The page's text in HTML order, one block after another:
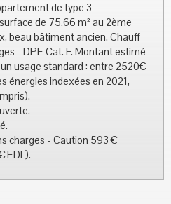
de type 3
de 75.66 m² au 2ème
beau bâtiment ancien. Chauff
- DPE Cat. F. Montant estimé
usage standard : entre 2520€
énergies indexées en 2021,
charges - Caution 593 €
EDL).